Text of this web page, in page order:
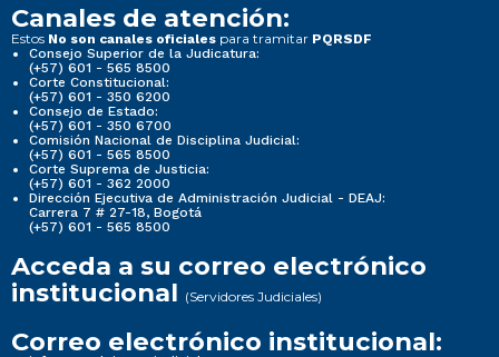
Canales de atención:
Estos No son canales oficiales para tramitar PQRSDF
Consejo Superior de la Judicatura:
(+57) 601 - 565 8500
Corte Constitucional:
(+57) 601 - 350 6200
Consejo de Estado:
(+57) 601 - 350 6700
Comisión Nacional de Disciplina Judicial:
(+57) 601 - 565 8500
Corte Suprema de Justicia:
(+57) 601 - 362 2000
Dirección Ejecutiva de Administración Judicial - DEAJ:
Carrera 7 # 27-18, Bogotá
(+57) 601 - 565 8500
Acceda a su correo electrónico
institucional (Servidores Judiciales)
Correo electrónico institucional: